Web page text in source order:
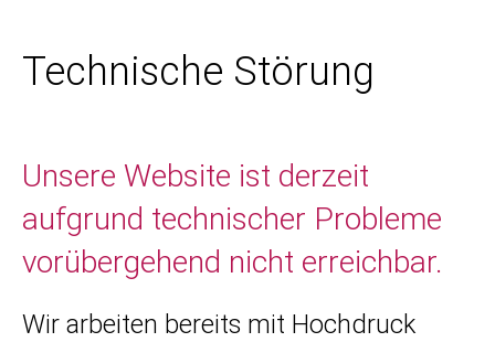
Technische Störung
Unsere Website ist derzeit
aufgrund technischer Probleme
vorübergehend nicht erreichbar.
Wir arbeiten bereits mit Hochdruck